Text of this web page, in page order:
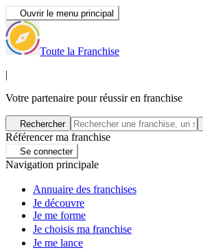
Ouvrir le menu principal
Toute la Franchise
|
Votre partenaire pour réussir en franchise
Rechercher
Référencer ma franchise
Se connecter
Navigation principale
Annuaire des franchises
Je découvre
Je me forme
Je choisis ma franchise
Je me lance